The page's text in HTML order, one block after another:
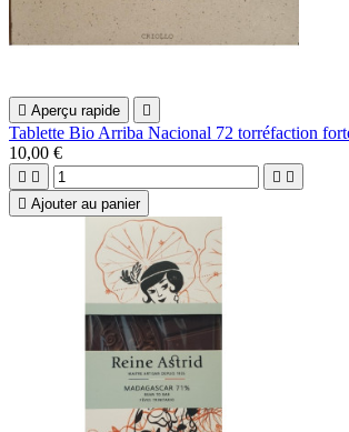
 Aperçu rapide 
Tablette Bio Arriba Nacional 72 torréfaction
10,00 €
   
 Ajouter au panier